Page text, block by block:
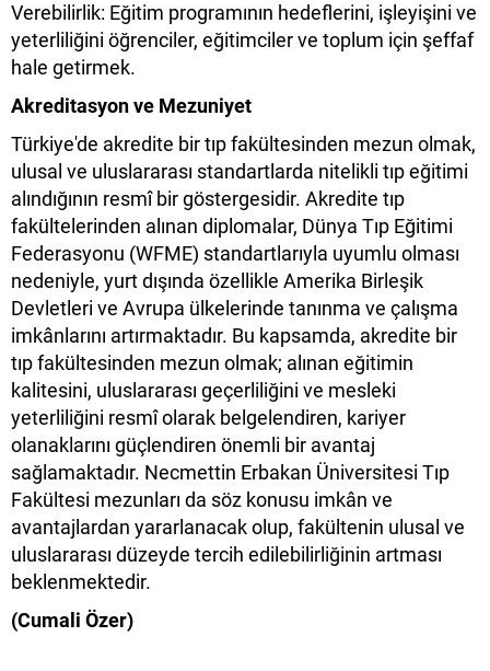
Verebilirlik: Eğitim programının hedeflerini, işleyişini ve
yeterliliğini öğrenciler, eğitimciler ve toplum için şeffaf
hale getirmek.
Akreditasyon ve Mezuniyet
Türkiye'de akredite bir tıp fakültesinden mezun olmak,
ulusal ve uluslararası standartlarda nitelikli tıp eğitimi
alındığının resmî bir göstergesidir. Akredite tıp
fakültelerinden alınan diplomalar, Dünya Tıp Eğitimi
Federasyonu (WFME) standartlarıyla uyumlu olması
nedeniyle, yurt dışında özellikle Amerika Birleşik
Devletleri ve Avrupa ülkelerinde tanınma ve çalışma
imkânlarını artırmaktadır. Bu kapsamda, akredite bir
tıp fakültesinden mezun olmak; alınan eğitimin
kalitesini, uluslararası geçerliliğini ve mesleki
yeterliliğini resmî olarak belgelendiren, kariyer
olanaklarını güçlendiren önemli bir avantaj
sağlamaktadır. Necmettin Erbakan Üniversitesi Tıp
Fakültesi mezunları da söz konusu imkân ve
avantajlardan yararlanacak olup, fakültenin ulusal ve
uluslararası düzeyde tercih edilebilirliğinin artması
beklenmektedir.
(Cumali Özer)